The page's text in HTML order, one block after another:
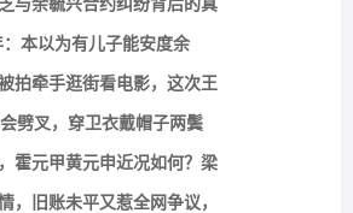
与余毓兴合约纠纷背后的真
本以为有儿子能安度余
拍牵手逛街看电影，这次王
劈叉，穿卫衣戴帽子两鬓
霍元甲黄元申近况如何？梁
，旧账未平又惹全网争议，